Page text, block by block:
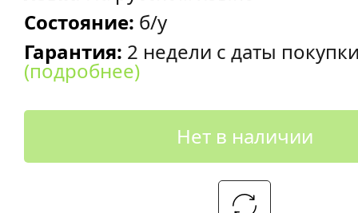
Состояние: б/у
Гарантия: 2 недели с даты
(подробнее)
Нет в наличии